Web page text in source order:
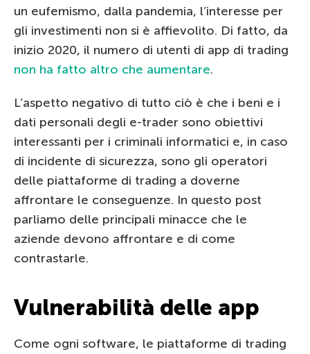
un eufemismo, dalla pandemia, l’interesse per
gli investimenti non si è affievolito. Di fatto, da
inizio 2020, il numero di utenti di app di trading
non ha fatto altro che aumentare.
L’aspetto negativo di tutto ciò è che i beni e i
dati personali degli e-trader sono obiettivi
interessanti per i criminali informatici e, in caso
di incidente di sicurezza, sono gli operatori
delle piattaforme di trading a doverne
affrontare le conseguenze. In questo post
parliamo delle principali minacce che le
aziende devono affrontare e di come
contrastarle.
Vulnerabilità delle app
Come ogni software, le piattaforme di trading